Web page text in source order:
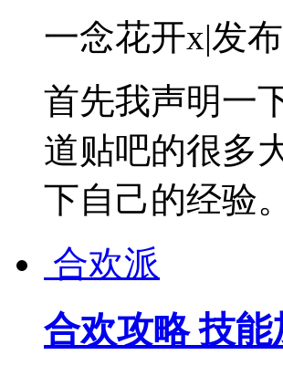
一念花开x|发
首先我声明一
道贴吧的很多
下自己的经验。
合欢派
合欢攻略 技